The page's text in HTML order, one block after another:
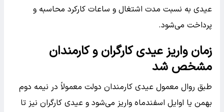
عیدی به نسبت مدت اشتغال و ساعات کارکرد محاسبه و
پرداخت می‌شود.
زمان واریز عیدی کارگران و کارمندان
مشخص شد
طبق روال معمول عیدی کارمندان دولت معمولاً در نیمه دوم
بهمن یا اوایل اسفندماه واریز می‌شود و عیدی کارگران نیز تا